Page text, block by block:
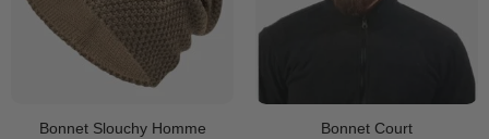
Bonnet Slouchy Homme
Bonnet Court